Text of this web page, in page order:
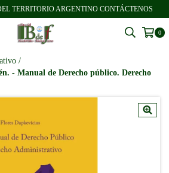
TERRITORIO ARGENTINO CONTÁCTENOS
0
/
- Manual de Derecho público. Derecho